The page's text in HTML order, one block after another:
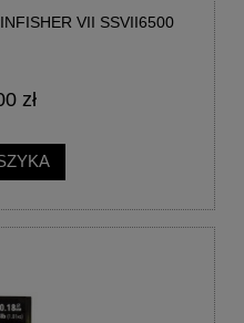
VII SSVII6500
zł